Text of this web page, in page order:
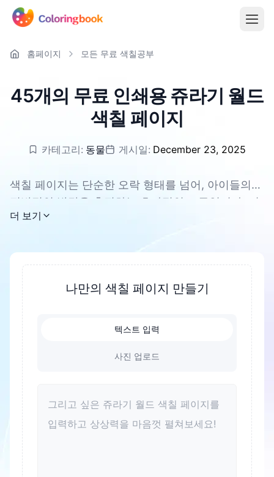
홈페이지 모든 무료 색칠공부
45개의 무료 인쇄용 쥬라기 월드
색칠 페이지
카테고리: 동물 게시일: December 23, 2025
색칠 페이지는 단순한 오락 형태를 넘어, 아이들의
전반적인 발달을 촉진하는 효과적인 도구입니다. 이
는 집중력과 인내심을 향상시키고, 창의력과 상상력
눈과 손의 협응력과 미세 운동 능력이 발달합니다.
동시에 스트레스를 해소하고 아이들이 긴장을 풀도
록 돕는 좋은 방법이기도 합니다. 색칠은 또한 색상
인식을 향상시키고 미적 감각을 길러줄 수 있습니다.
성인에게도 색칠은 스트레스를 풀고 긴장을 완화하
는 좋은 방법입니다. 더욱이, 색칠은 가족이 함께 즐
거운 시간을 보내고 부모 자녀 관계를 개선하는 유대
가 될 수 있습니다.
모든 쥬라기 월드 색칠 페이지는 무료로 다운로드할
더 보기
나만의 색칠 페이지 만들기
텍스트 입력
사진 업로드